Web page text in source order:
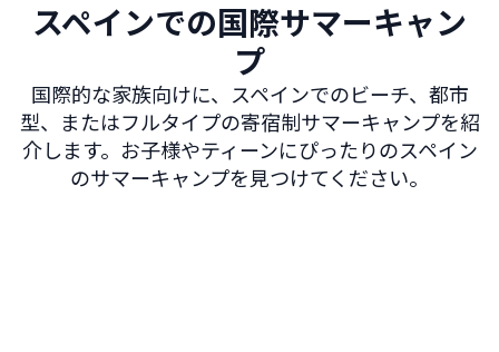
スペインでの国際サマーキャン
プ
国際的な家族向けに、スペインでのビーチ、都市
型、またはフルタイプの寄宿制サマーキャンプを紹
介します。お子様やティーンにぴったりのスペイン
のサマーキャンプを見つけてください。